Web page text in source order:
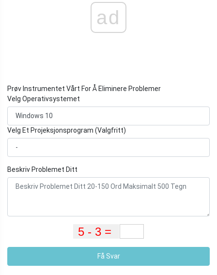
ad
Prøv Instrumentet Vårt For Å Eliminere Problemer
Velg Operativsystemet
Velg Et Projeksjonsprogram (Valgfritt)
Beskriv Problemet Ditt
Få Svar